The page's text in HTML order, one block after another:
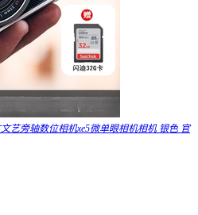
艺旁轴数位相机xe5微单眼相机相机 银色 官